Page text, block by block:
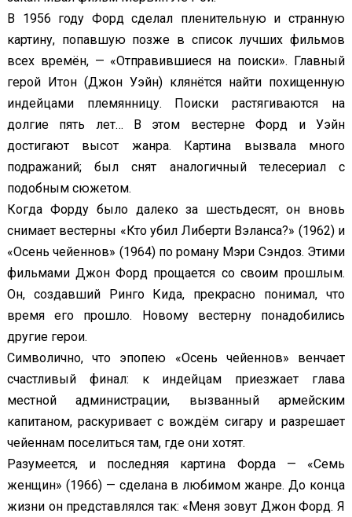
В 1956 году Форд сделал пленительную и странную
картину, попавшую позже в список лучших фильмов
всех времён, — «Отправившиеся на поиски». Главный
герой Итон (Джон Уэйн) клянётся найти похищенную
индейцами племянницу. Поиски растягиваются на
долгие пять лет… В этом вестерне Форд и Уэйн
достигают высот жанра. Картина вызвала много
подражаний; был снят аналогичный телесериал с
подобным сюжетом.
Когда Форду было далеко за шестьдесят, он вновь
снимает вестерны «Кто убил Либерти Вэланса?» (1962) и
«Осень чейеннов» (1964) по роману Мэри Сэндоз. Этими
фильмами Джон Форд прощается со своим прошлым.
Он, создавший Ринго Кида, прекрасно понимал, что
время его прошло. Новому вестерну понадобились
другие герои.
Символично, что эпопею «Осень чейеннов» венчает
счастливый финал: к индейцам приезжает глава
местной администрации, вызванный армейским
капитаном, раскуривает с вождём сигару и разрешает
чейеннам поселиться там, где они хотят.
Разумеется, и последняя картина Форда — «Семь
женщин» (1966) — сделана в любимом жанре. До конца
жизни он представлялся так: «Меня зовут Джон Форд. Я